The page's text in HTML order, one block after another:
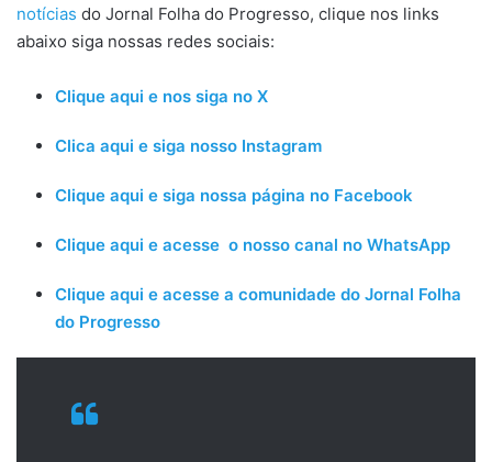
notícias do Jornal Folha do Progresso, clique nos links
abaixo siga nossas redes sociais:
Clique aqui e nos siga no X
Clica aqui e siga nosso Instagram
Clique aqui e siga nossa página no Facebook
Clique aqui e acesse o nosso canal no WhatsApp
Clique aqui e acesse a comunidade do Jornal Folha
do Progresso